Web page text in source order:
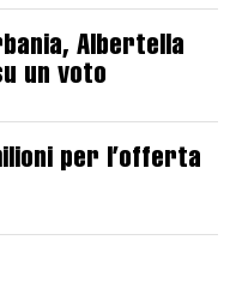
Albertella
un voto
per l’offerta